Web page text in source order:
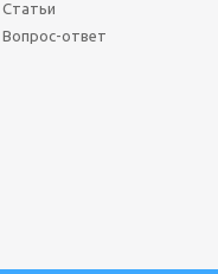
Статьи
Вопрос-ответ